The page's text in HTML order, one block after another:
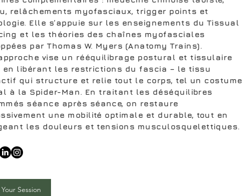
relâchements myofasciaux, trigger points et
Elle s’appuie sur les enseignements du Tissual
et les théories des chaînes myofasciales
par Thomas W. Myers (Anatomy Trains).
vise un rééquilibrage postural et tissulaire
en libérant les restrictions du fascia – le tissu
qui structure et relie tout le corps, tel un costume
à la Spider-Man. En traitant les déséquilibres
séance après séance, on restaure
une mobilité optimale et durable, tout en
les douleurs et tensions musculosquelettiques.
Session